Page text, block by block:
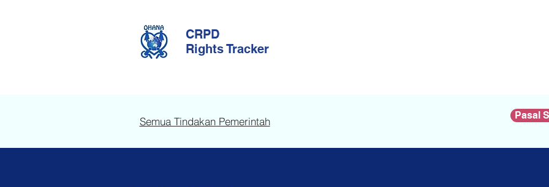
CRPD
Rights Tracker
Semua Tindakan Pemerintah Pasal